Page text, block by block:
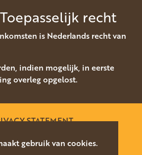
gebruik van cookies.
recht
is Nederlands recht van
indien mogelijk, in eerste
overleg opgelost.
STATEMENT